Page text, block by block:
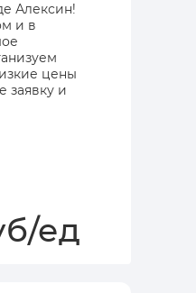
Алексин!
и в
цены
заявку и
ед